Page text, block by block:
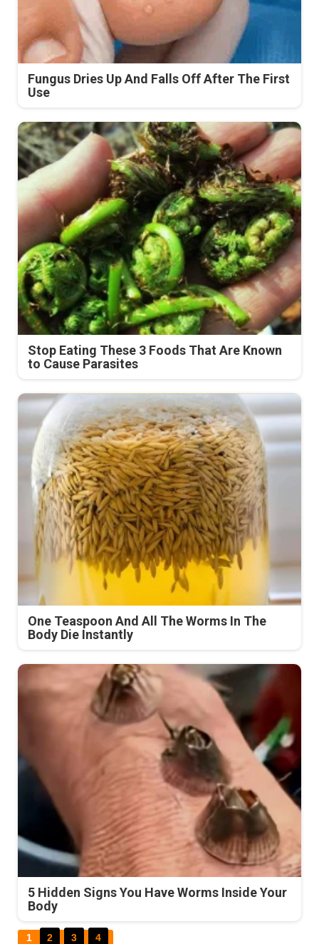
Fungus Dries Up And Falls Off After The First
Use
Stop Eating These 3 Foods That Are Known
to Cause Parasites
One Teaspoon And All The Worms In The
Body Die Instantly
5 Hidden Signs You Have Worms Inside Your
Body
1 2 3 4